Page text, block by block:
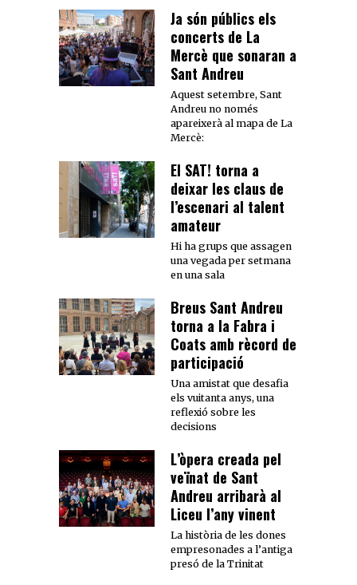
Ja són públics els
concerts de La
Mercè que sonaran a
Sant Andreu
Aquest setembre, Sant
Andreu no només
apareixerà al mapa de La
Mercè:
El SAT! torna a
deixar les claus de
l’escenari al talent
amateur
Hi ha grups que assagen
una vegada per setmana
en una sala
Breus Sant Andreu
torna a la Fabra i
Coats amb rècord de
participació
Una amistat que desafia
els vuitanta anys, una
reflexió sobre les
decisions
L’òpera creada pel
veïnat de Sant
Andreu arribarà al
Liceu l’any vinent
La història de les dones
empresonades a l’antiga
presó de la Trinitat